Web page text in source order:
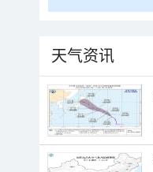
天气资讯